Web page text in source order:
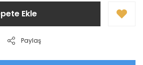
Ekle
Paylaş